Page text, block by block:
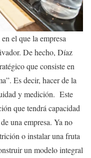
el que la empresa
De hecho, Díaz
que consiste en
Es decir, hacer de la
y medición. Este
que tendrá capacidad
una empresa. Ya no
o instalar una fruta
un modelo integral